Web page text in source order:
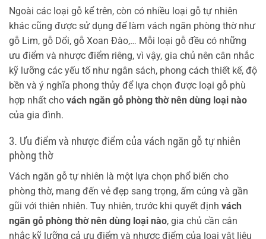
Ngoài các loại gỗ kể trên, còn có nhiều loại gỗ tự nhiên
khác cũng được sử dụng để làm vách ngăn phòng thờ như
gỗ Lim, gỗ Dổi, gỗ Xoan Đào,… Mỗi loại gỗ đều có những
ưu điểm và nhược điểm riêng, vì vậy, gia chủ nên cân nhắc
kỹ lưỡng các yếu tố như ngân sách, phong cách thiết kế, độ
bền và ý nghĩa phong thủy để lựa chọn được loại gỗ phù
hợp nhất cho vách ngăn gỗ phòng thờ nên dùng loại nào
của gia đình.
3. Ưu điểm và nhược điểm của vách ngăn gỗ tự nhiên
phòng thờ
Vách ngăn gỗ tự nhiên là một lựa chọn phổ biến cho
phòng thờ, mang đến vẻ đẹp sang trọng, ấm cúng và gần
gũi với thiên nhiên. Tuy nhiên, trước khi quyết định vách
ngăn gỗ phòng thờ nên dùng loại nào, gia chủ cần cân
nhắc kỹ lưỡng cả ưu điểm và nhược điểm của loại vật liệu